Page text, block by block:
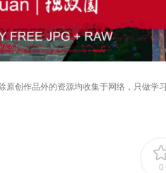
创作品外的资源均收集于网络，只做学
0